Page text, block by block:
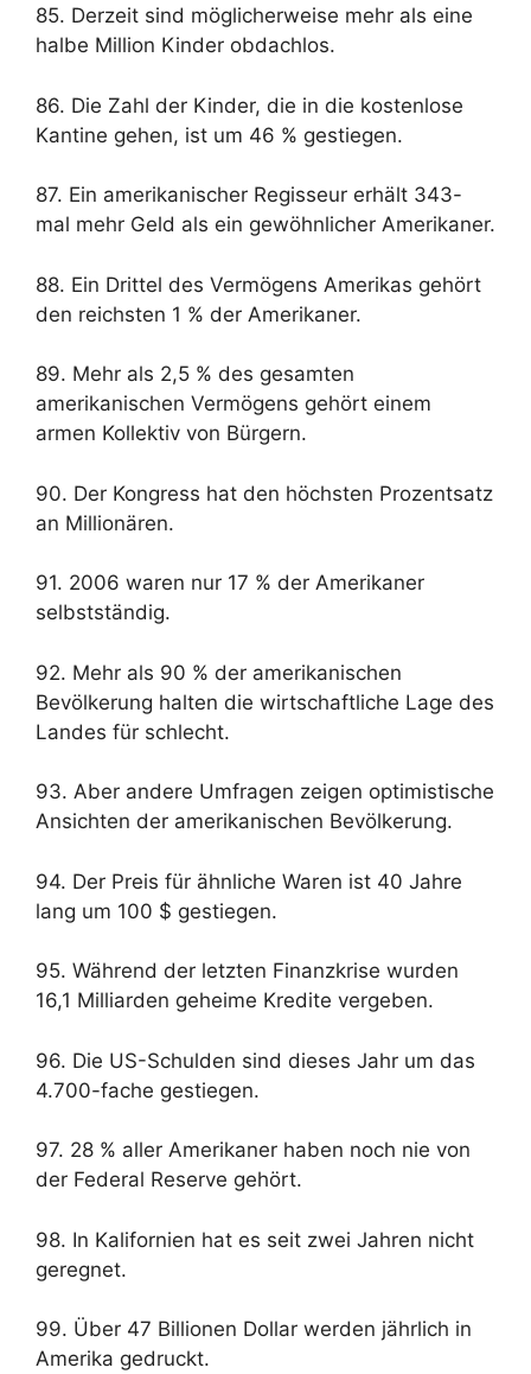
85. Derzeit sind möglicherweise mehr als eine
halbe Million Kinder obdachlos.
86. Die Zahl der Kinder, die in die kostenlose
Kantine gehen, ist um 46 % gestiegen.
87. Ein amerikanischer Regisseur erhält 343-
mal mehr Geld als ein gewöhnlicher Amerikaner.
88. Ein Drittel des Vermögens Amerikas gehört
den reichsten 1 % der Amerikaner.
89. Mehr als 2,5 % des gesamten
amerikanischen Vermögens gehört einem
armen Kollektiv von Bürgern.
90. Der Kongress hat den höchsten Prozentsatz
an Millionären.
91. 2006 waren nur 17 % der Amerikaner
selbstständig.
92. Mehr als 90 % der amerikanischen
Bevölkerung halten die wirtschaftliche Lage des
Landes für schlecht.
93. Aber andere Umfragen zeigen optimistische
Ansichten der amerikanischen Bevölkerung.
94. Der Preis für ähnliche Waren ist 40 Jahre
lang um 100 $ gestiegen.
95. Während der letzten Finanzkrise wurden
16,1 Milliarden geheime Kredite vergeben.
96. Die US-Schulden sind dieses Jahr um das
4.700-fache gestiegen.
97. 28 % aller Amerikaner haben noch nie von
der Federal Reserve gehört.
98. In Kalifornien hat es seit zwei Jahren nicht
geregnet.
99. Über 47 Billionen Dollar werden jährlich in
Amerika gedruckt.